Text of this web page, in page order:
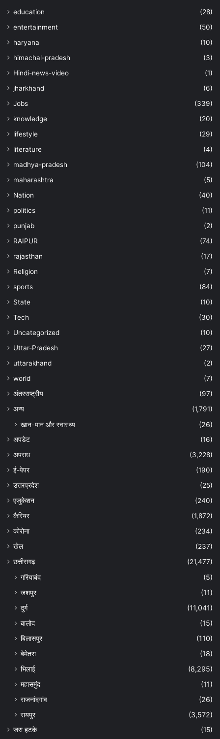
education
(28)
entertainment
(50)
haryana
(10)
himachal-pradesh
(3)
Hindi-news-video
(1)
jharkhand
(6)
Jobs
(339)
knowledge
(20)
lifestyle
(29)
literature
(4)
madhya-pradesh
(104)
maharashtra
(5)
Nation
(40)
politics
(11)
punjab
(2)
RAIPUR
(74)
rajasthan
(17)
Religion
(7)
sports
(84)
State
(10)
Tech
(30)
Uncategorized
(10)
Uttar-Pradesh
(27)
uttarakhand
(2)
world
(7)
अंतरराष्ट्रीय
(97)
अन्‍य
(1,791)
खान-पान और स्वास्थ्य (26)
अपडेट
(16)
अपराध
(3,228)
ई-पेपर
(190)
उत्तरप्रदेश
(25)
एजुकेशन
(240)
कैरियर
(1,872)
कोरोना
(234)
खेल
(237)
छत्तीसगढ़
(21,477)
गरियाबंद
(5)
जशपुर
(11)
दुर्ग
(11,041)
बालोद
(15)
बिलासपुर
(110)
बेमेतरा
(18)
भिलाई
(8,295)
महासमुंद
(11)
राजनांदगांव
(26)
रायपुर
(3,572)
जरा हटके
(15)